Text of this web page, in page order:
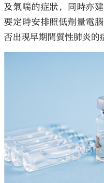
及氣喘的症狀，同時亦
要定時安排照低劑量電
否出現早期間質性肺炎的